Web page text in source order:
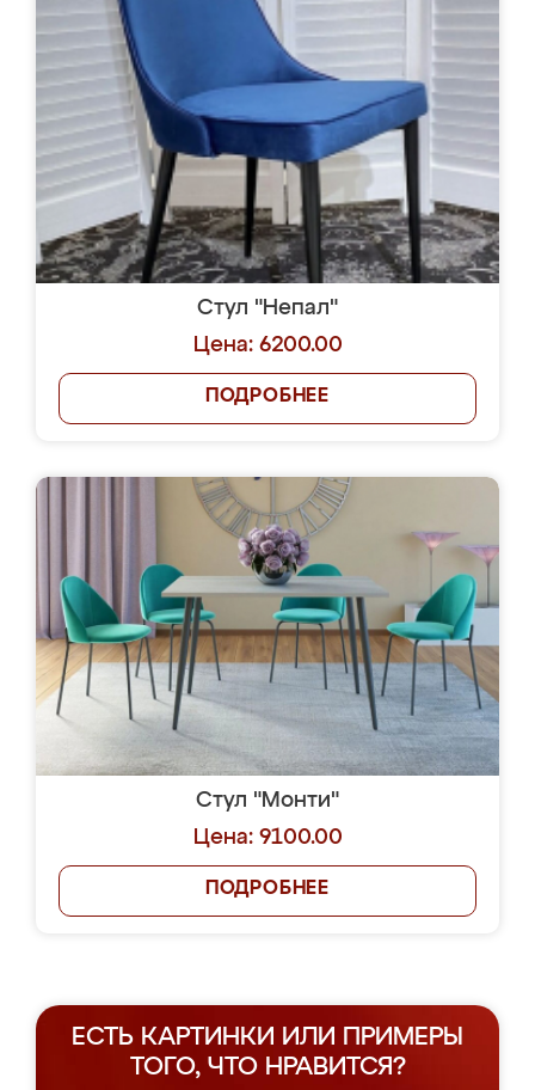
Стул "Непал"
Цена: 6200.00
ПОДРОБНЕЕ
Стул "Монти"
Цена: 9100.00
ПОДРОБНЕЕ
ЕСТЬ КАРТИНКИ ИЛИ ПРИМЕРЫ
ТОГО, ЧТО НРАВИТСЯ?